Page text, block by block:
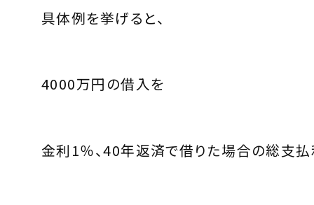
具体例を挙げると、
4000万円の借入を
金利1％、40年返済で借りた場合の総支